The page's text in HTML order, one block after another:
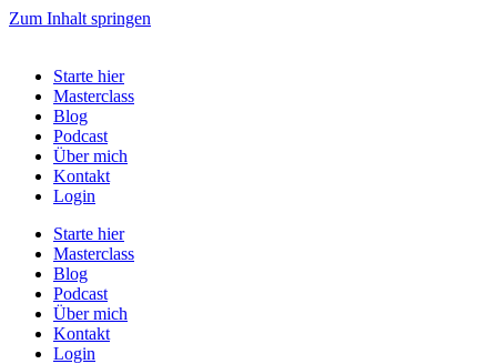
Zum Inhalt springen
Starte hier
Masterclass
Blog
Podcast
Über mich
Kontakt
Login
Starte hier
Masterclass
Blog
Podcast
Über mich
Kontakt
Login